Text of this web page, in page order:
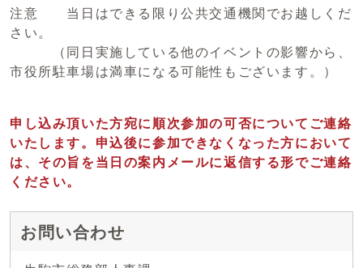
注意 当日はできる限り公共交通機関でお越しくだ
さい。
（同日実施している他のイベントの影響から、
市役所駐車場は満車になる可能性もございます。）
申し込み頂いた方宛に順次参加の可否についてご連絡
いたします。申込後に参加できなくなった方において
は、その旨を当日の案内メールに返信する形でご連絡
ください。
お問い合わせ